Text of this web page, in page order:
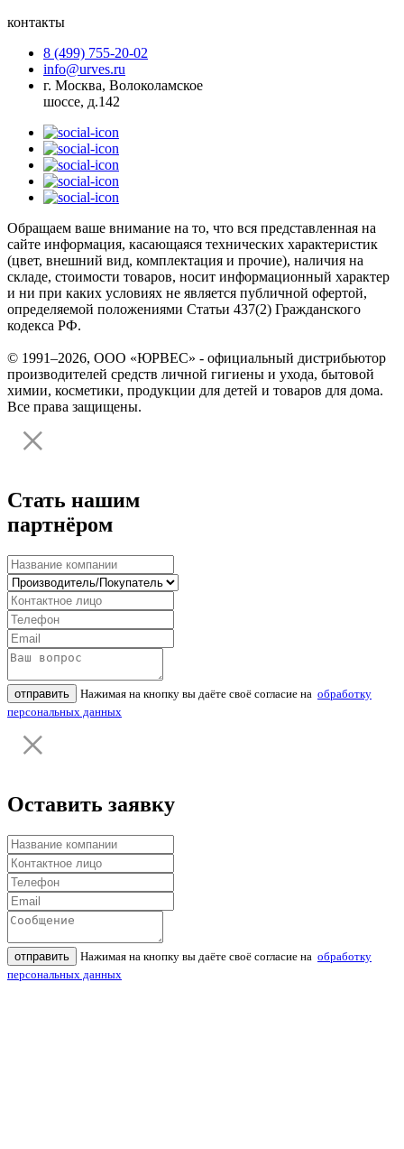
контакты
8 (499) 755-20-02
info@urves.ru
г. Москва, Волоколамское
шоссе, д.142
Обращаем ваше внимание на то, что вся представленная на
сайте информация, касающаяся технических характеристик
(цвет, внешний вид, комплектация и прочие), наличия на
складе, стоимости товаров, носит информационный характер
и ни при каких условиях не является публичной офертой,
определяемой положениями Статьи 437(2) Гражданского
кодекса РФ.
© 1991–2026, ООО «ЮРВЕС» - официальный дистрибьютор
производителей средств личной гигиены и ухода, бытовой
химии, косметики, продукции для детей и товаров для дома.
Все права защищены.
Стать нашим
партнёром
отправить Нажимая на кнопку вы даёте своё согласие на обработку
персональных данных
Оставить заявку
отправить Нажимая на кнопку вы даёте своё согласие на обработку
персональных данных